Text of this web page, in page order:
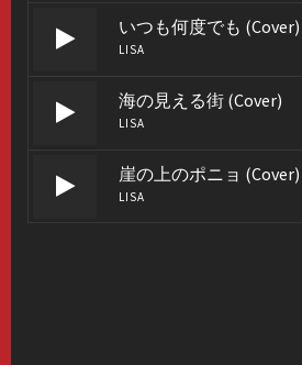
いつも何度でも (Cover)
LISA
海の見える街 (Cover)
LISA
崖の上のポニョ (Cover)
LISA